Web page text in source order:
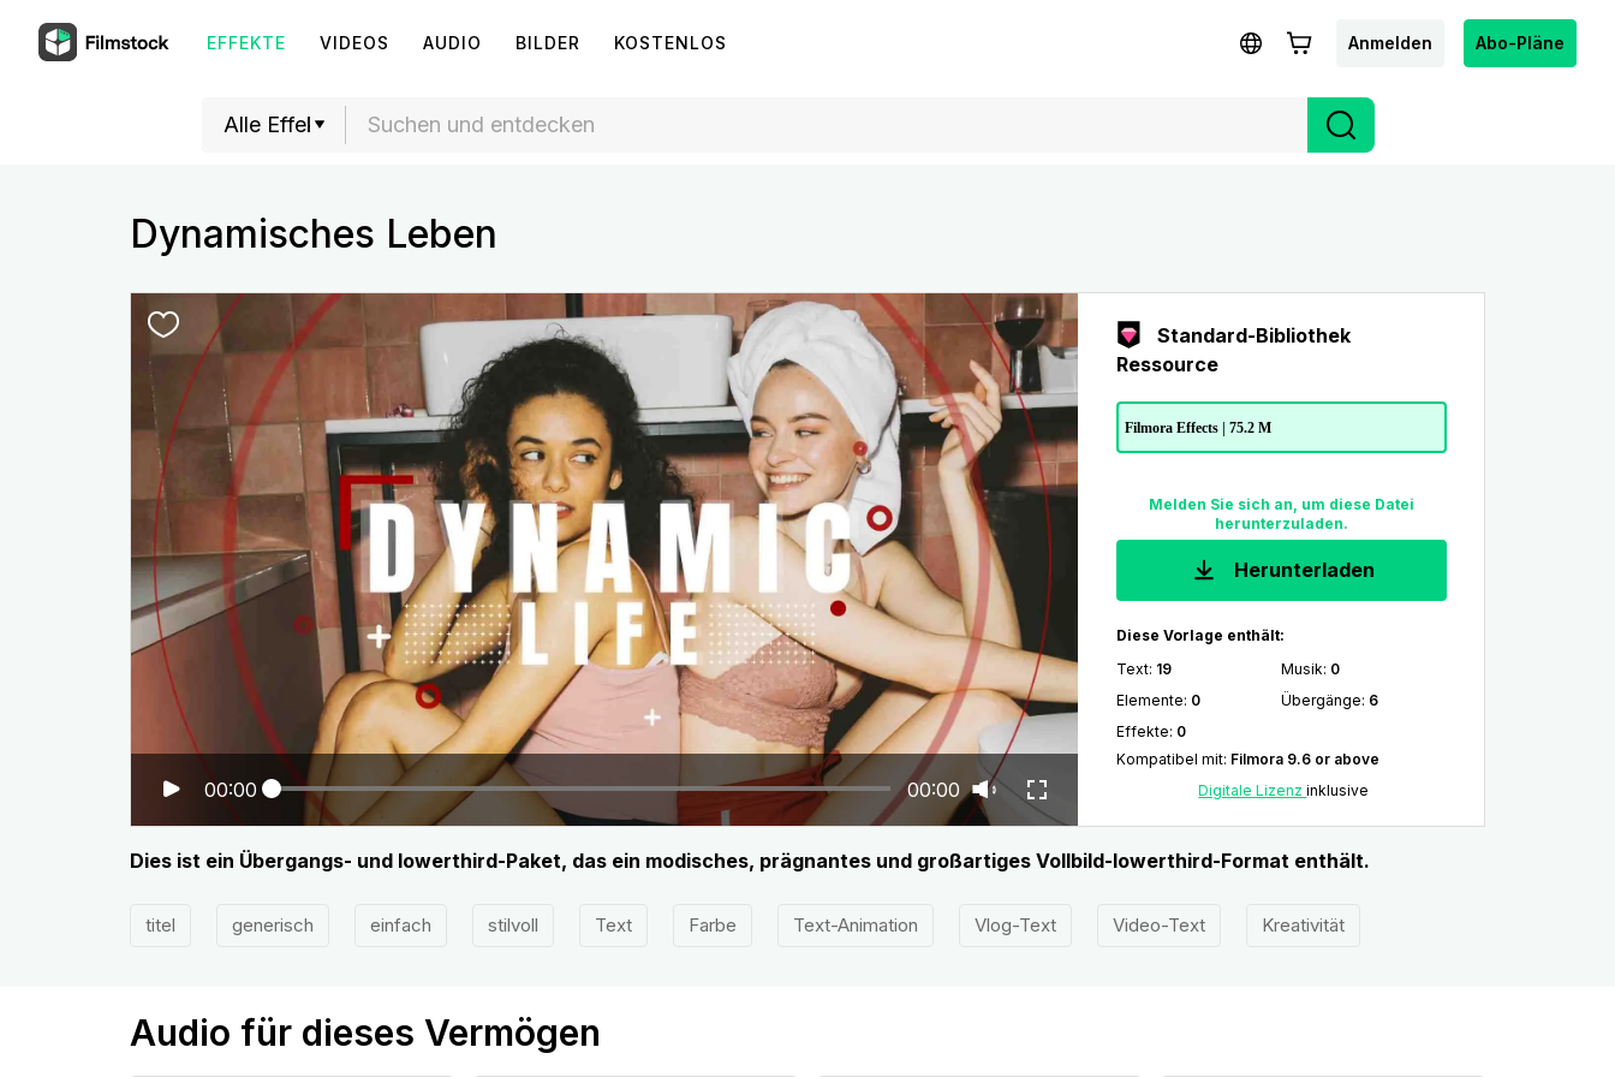
EFFEKTE VIDEOS AUDIO BILDER KOSTENLOS Anmelden Abo-Pläne
Dynamisches Leben
00:00 00:00
Standard-Bibliothek
Ressource
Filmora Effects | 75.2 M
Melden Sie sich an, um diese Datei
herunterzuladen.
Herunterladen
Diese Vorlage enthält:
Text: 19 Musik: 0
Elemente: 0 Übergänge: 6
Effekte: 0
Kompatibel mit: Filmora 9.6 or above
Digitale Lizenzinklusive
Dies ist ein Übergangs- und lowerthird-Paket, das ein modisches, prägnantes und großartiges Vollbild-lowerthird-Format enthält.
titel generisch einfach stilvoll Text Farbe Text-Animation Vlog-Text Video-Text Kreativität
Audio für dieses Vermögen